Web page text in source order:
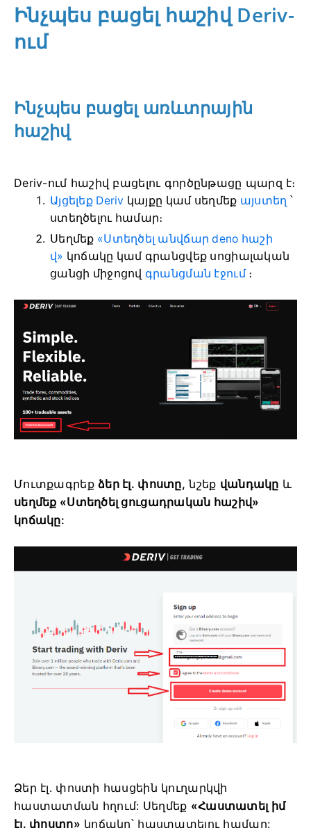
Ինչպես բացել հաշիվ Deriv-
ում
Ինչպես բացել առևտրային
հաշիվ
Deriv-ում հաշիվ բացելու գործընթացը պարզ է։
Այցելեք Deriv կայքը կամ սեղմեք այստեղ ՝
ստեղծելու համար։
Սեղմեք «Ստեղծել անվճար deno հաշի
վ» կոճակը կամ գրանցվեք սոցիալական
ցանցի միջոցով գրանցման էջում։
Մուտքագրեքձեր էլ. փոստը, նշեք վանդակը և
սեղմեք «Ստեղծել ցուցադրական հաշիվ»
կոճակը:
Ձեր էլ. փոստի հասցեին կուղարկվի
հաստատման հղում: Սեղմեք «Հաստատել իմ
էլ. փոստը» կոճակը՝ հաստատելու համար: